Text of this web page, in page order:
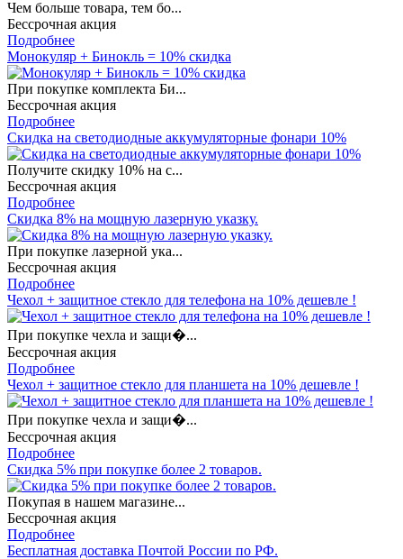
Чем больше товара, тем бо...
Бессрочная акция
Подробнее
Монокуляр + Бинокль = 10% скидка
При покупке комплекта Би...
Бессрочная акция
Подробнее
Скидка на светодиодные аккумуляторные фонари 10%
Получите скидку 10% на с...
Бессрочная акция
Подробнее
Скидка 8% на мощную лазерную указку.
При покупке лазерной ука...
Бессрочная акция
Подробнее
Чехол + защитное стекло для телефона на 10% дешевле !
При покупке чехла и защи�...
Бессрочная акция
Подробнее
Чехол + защитное стекло для планшета на 10% дешевле !
При покупке чехла и защи�...
Бессрочная акция
Подробнее
Скидка 5% при покупке более 2 товаров.
Покупая в нашем магазине...
Бессрочная акция
Подробнее
Бесплатная доставка Почтой России по РФ.